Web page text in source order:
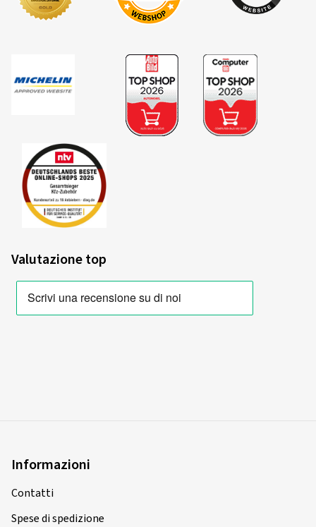
Valutazione top
Informazioni
Contatti
Spese di spedizione